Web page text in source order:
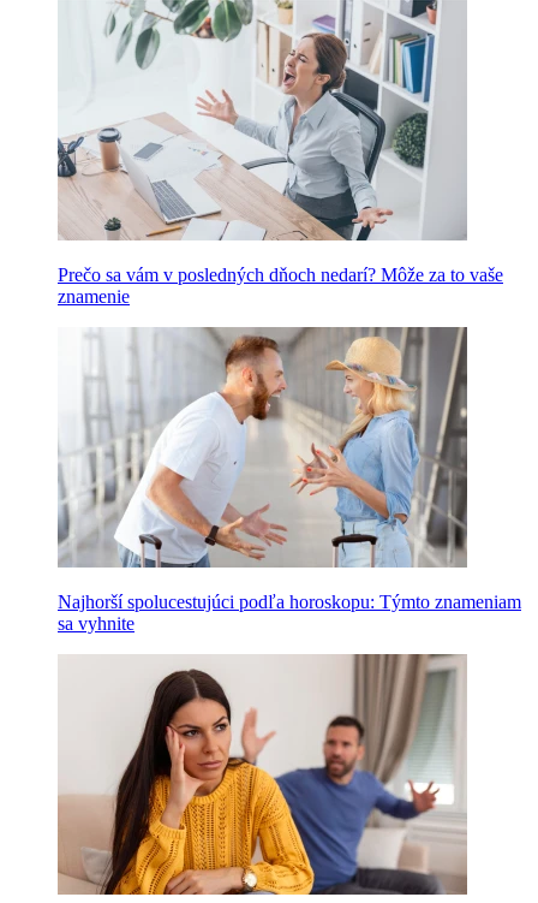
Prečo sa vám v posledných dňoch nedarí? Môže za to vaše
znamenie
Najhorší spolucestujúci podľa horoskopu: Týmto znameniam
sa vyhnite